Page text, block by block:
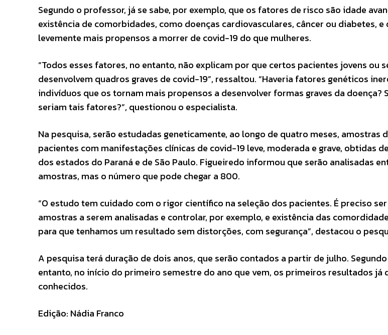
Segundo o professor, já se sabe, por exemplo, que os fatores de risco são idade
existência de comorbidades, como doenças cardiovasculares, câncer ou diabetes, e
levemente mais propensos a morrer de covid-19 do que mulheres.
“Todos esses fatores, no entanto, não explicam por que certos pacientes jovens ou
desenvolvem quadros graves de covid-19”, ressaltou. “Haveria fatores genéticos
indivíduos que os tornam mais propensos a desenvolver formas graves da doença?
seriam tais fatores?”, questionou o especialista.
Na pesquisa, serão estudadas geneticamente, ao longo de quatro meses, amostras
pacientes com manifestações clínicas de covid-19 leve, moderada e grave, obtidas
dos estados do Paraná e de São Paulo. Figueiredo informou que serão analisadas
amostras, mas o número que pode chegar a 800.
“O estudo tem cuidado com o rigor científico na seleção dos pacientes. É preciso
amostras a serem analisadas e controlar, por exemplo, e existência das
para que tenhamos um resultado sem distorções, com segurança”, destacou o
A pesquisa terá duração de dois anos, que serão contados a partir de julho.
entanto, no início do primeiro semestre do ano que vem, os primeiros resultados já
conhecidos.
Edição: Nádia Franco